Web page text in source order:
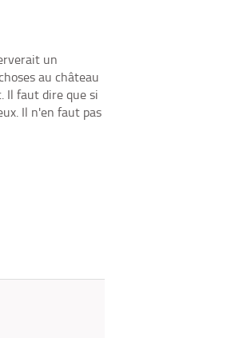
un
au château
Il faut dire que si
Il n'en faut pas